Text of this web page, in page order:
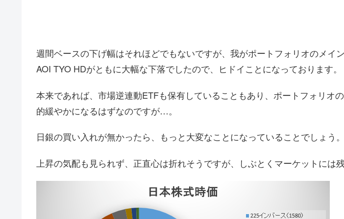
週間ベースの下げ幅はそれほどでもないですが、我がポートフォリオのメイ
AOI TYO HDがともに大幅な下落でしたので、ヒドイことになっております。
本来であれば、市場逆連動ETFも保有していることもあり、ポートフォリオ
的緩やかになるはずなのですが…。
日銀の買い入れが無かったら、もっと大変なことになっていることでしょう。
上昇の気配も見られず、正直心は折れそうですが、しぶとくマーケットには